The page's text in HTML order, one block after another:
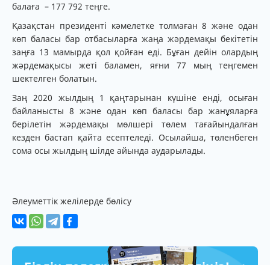
балаға – 177 792 теңге.
Қазақстан президенті кәмелетке толмаған 8 және одан
көп баласы бар отбасыларға жаңа жәрдемақы бекітетін
заңға 13 мамырда қол қойған еді. Бұған дейін олардың
жәрдемақысы жеті баламен, яғни 77 мың теңгемен
шектелген болатын.
Заң 2020 жылдың 1 қаңтарынан күшіне енді, осыған
байланысты 8 және одан көп баласы бар жанұяларға
берілетін жәрдемақы мөлшері төлем тағайындалған
кезден бастап қайта есептеледі. Осылайша, төленбеген
сома осы жылдың шілде айында аударылады.
Әлеуметтік желілерде бөлісу